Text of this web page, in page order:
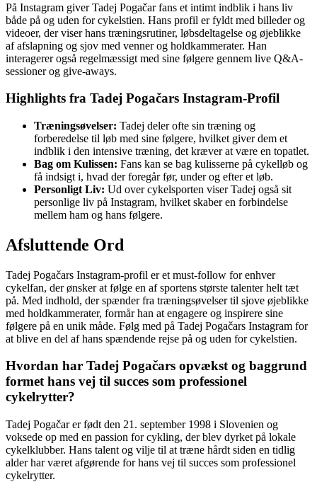
På Instagram giver Tadej Pogačar fans et intimt indblik i hans liv
både på og uden for cykelstien. Hans profil er fyldt med billeder og
videoer, der viser hans træningsrutiner, løbsdeltagelse og øjeblikke
af afslapning og sjov med venner og holdkammerater. Han
interagerer også regelmæssigt med sine følgere gennem live Q&A-
sessioner og give-aways.
Highlights fra Tadej Pogačars Instagram-Profil
Træningsøvelser: Tadej deler ofte sin træning og
forberedelse til løb med sine følgere, hvilket giver dem et
indblik i den intensive træning, det kræver at være en topatlet.
Bag om Kulissen: Fans kan se bag kulisserne på cykelløb og
få indsigt i, hvad der foregår før, under og efter et løb.
Personligt Liv: Ud over cykelsporten viser Tadej også sit
personlige liv på Instagram, hvilket skaber en forbindelse
mellem ham og hans følgere.
Afsluttende Ord
Tadej Pogačars Instagram-profil er et must-follow for enhver
cykelfan, der ønsker at følge en af sportens største talenter helt tæt
på. Med indhold, der spænder fra træningsøvelser til sjove øjeblikke
med holdkammerater, formår han at engagere og inspirere sine
følgere på en unik måde. Følg med på Tadej Pogačars Instagram for
at blive en del af hans spændende rejse på og uden for cykelstien.
Hvordan har Tadej Pogačars opvækst og baggrund
formet hans vej til succes som professionel
cykelrytter?
Tadej Pogačar er født den 21. september 1998 i Slovenien og
voksede op med en passion for cykling, der blev dyrket på lokale
cykelklubber. Hans talent og vilje til at træne hårdt siden en tidlig
alder har været afgørende for hans vej til succes som professionel
cykelrytter.